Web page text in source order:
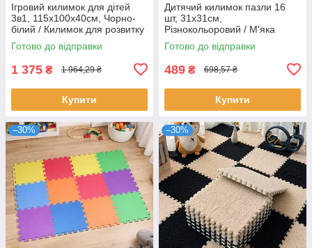
Ігровий килимок для дітей
3в1, 115х100х40см, Чорно-
білий / Килимок для розвитку
дітей / Розвиваючий килимок
дитячий
Готово до відправки
1 375 ₴ 1 964,29 ₴
Купити
Дитячий килимок пазли 16
шт, 31х31см,
Різнокольоровий / М'яка
підлога пазл / Килимок пазл
для дітей / Пазл килим
Готово до відправки
489 ₴ 698,57 ₴
Купити
–30% –30%